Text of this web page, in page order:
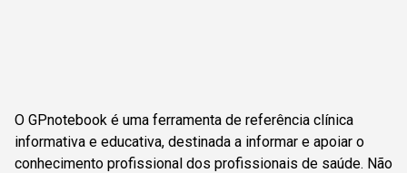
O GPnotebook é uma ferramenta de referência clínica
informativa e educativa, destinada a informar e apoiar o
conhecimento profissional dos profissionais de saúde. Não